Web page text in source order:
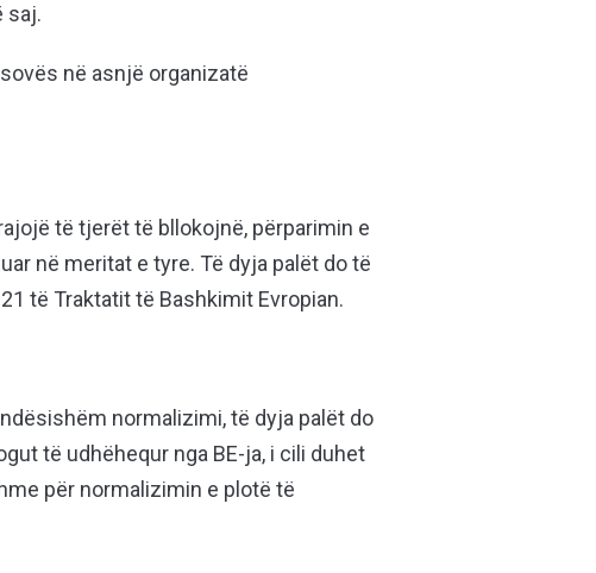
saj.
në asnjë organizatë
të tjerët të bllokojnë, përparimin e
në meritat e tyre. Të dyja palët do të
të Traktatit të Bashkimit Evropian.
normalizimi, të dyja palët do
të udhëhequr nga BE-ja, i cili duhet
për normalizimin e plotë të